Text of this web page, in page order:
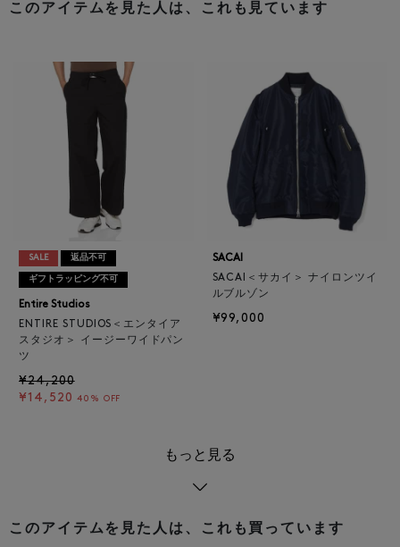
このアイテムを見た人は、これも見ています
SALE 返品不可
ギフトラッピング不可
Entire Studios
ENTIRE STUDIOS＜エンタイア
スタジオ＞ イージーワイドパン
ツ
¥24,200
¥14,520 40% OFF
SACAI
SACAI＜サカイ＞ ナイロンツイ
ルブルゾン
¥99,000
もっと見る
このアイテムを見た人は、これも買っています